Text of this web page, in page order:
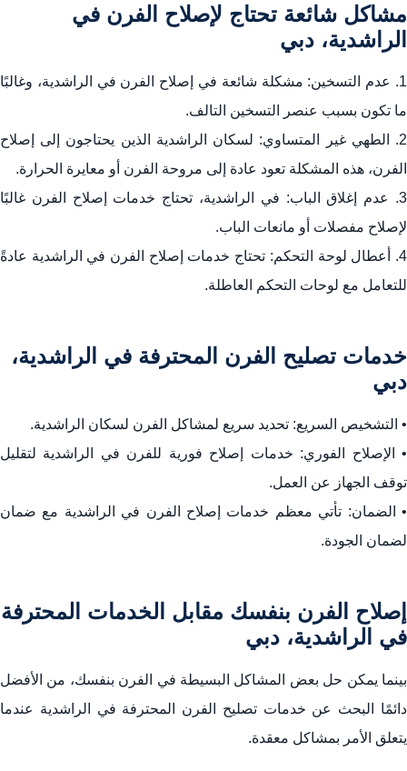
إصلاح الفرن بنفسك مقابل الخدمات المحترفة في الراشدية،
دبي
استنتاج: الاعتماد على خدمات تصليح الفرن الموثوقة في
الراشدية، دبي
مشاكل شائعة تحتاج لإصلاح الفرن في
الراشدية، دبي
1. عدم التسخين: مشكلة شائعة في إصلاح الفرن في الراشدية، وغالبًا
ما تكون بسبب عنصر التسخين التالف.
2. الطهي غير المتساوي: لسكان الراشدية الذين يحتاجون إلى إصلاح
الفرن، هذه المشكلة تعود عادة إلى مروحة الفرن أو معايرة الحرارة.
3. عدم إغلاق الباب: في الراشدية، تحتاج خدمات إصلاح الفرن غالبًا
لإصلاح مفصلات أو مانعات الباب.
4. أعطال لوحة التحكم: تحتاج خدمات إصلاح الفرن في الراشدية عادةً
للتعامل مع لوحات التحكم العاطلة.
خدمات تصليح الفرن المحترفة في الراشدية،
دبي
• التشخيص السريع: تحديد سريع لمشاكل الفرن لسكان الراشدية.
• الإصلاح الفوري: خدمات إصلاح فورية للفرن في الراشدية لتقليل
توقف الجهاز عن العمل.
• الضمان: تأتي معظم خدمات إصلاح الفرن في الراشدية مع ضمان
لضمان الجودة.
إصلاح الفرن بنفسك مقابل الخدمات المحترفة
في الراشدية، دبي
بينما يمكن حل بعض المشاكل البسيطة في الفرن بنفسك، من الأفضل
دائمًا البحث عن خدمات تصليح الفرن المحترفة في الراشدية عندما
يتعلق الأمر بمشاكل معقدة.